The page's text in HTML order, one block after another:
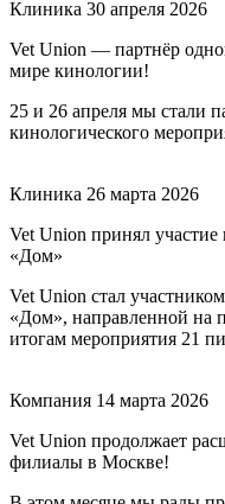
Клиника 30 апреля 2026
Vet Union — партнёр
мире кинологии!
25 и 26 апреля мы стали
кинологического
Клиника 26 марта 2026
Vet Union принял участие
«Дом»
Vet Union стал
«Дом», направленной на
итогам мероприятия 21
Компания 14 марта 2026
Vet Union продолжает
филиалы в Москве!